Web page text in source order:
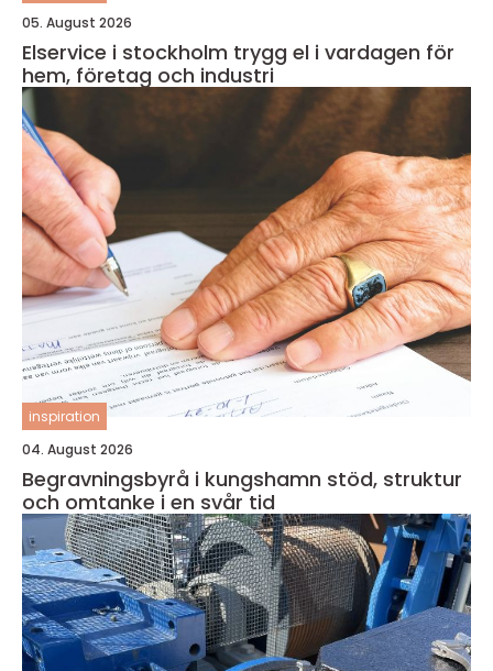
05. August 2026
Elservice i stockholm trygg el i vardagen för
hem, företag och industri
inspiration
04. August 2026
Begravningsbyrå i kungshamn stöd, struktur
och omtanke i en svår tid